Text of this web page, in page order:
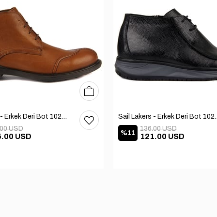
Sail Lakers - Erkek Deri Bot 102-1599-1458
USD
USD
40
Sail Lakers -
%11 121.00 USD
136.00 USD